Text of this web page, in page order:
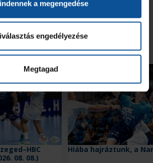
a megengedése
engedélyezése
Megtagad
hírek
08. 08.)
Hiába hajráztunk, a